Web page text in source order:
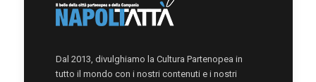
Dal 2013, divulghiamo la Cultura Partenopea in
tutto il mondo con i nostri contenuti e i nostri